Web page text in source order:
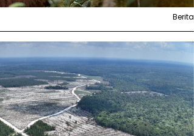
Berita